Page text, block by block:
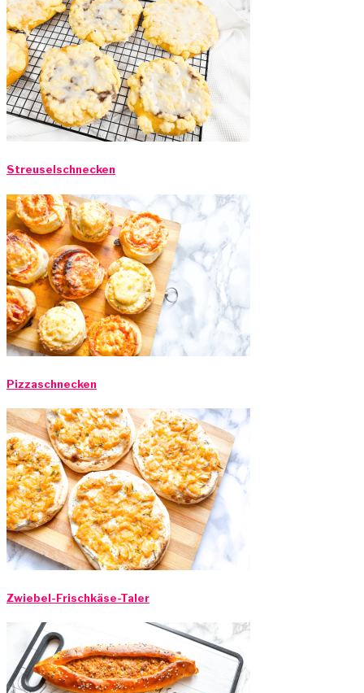
Streuselschnecken
Pizzaschnecken
Zwiebel-Frischkäse-Taler